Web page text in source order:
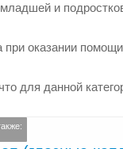
и
оказании
для данной